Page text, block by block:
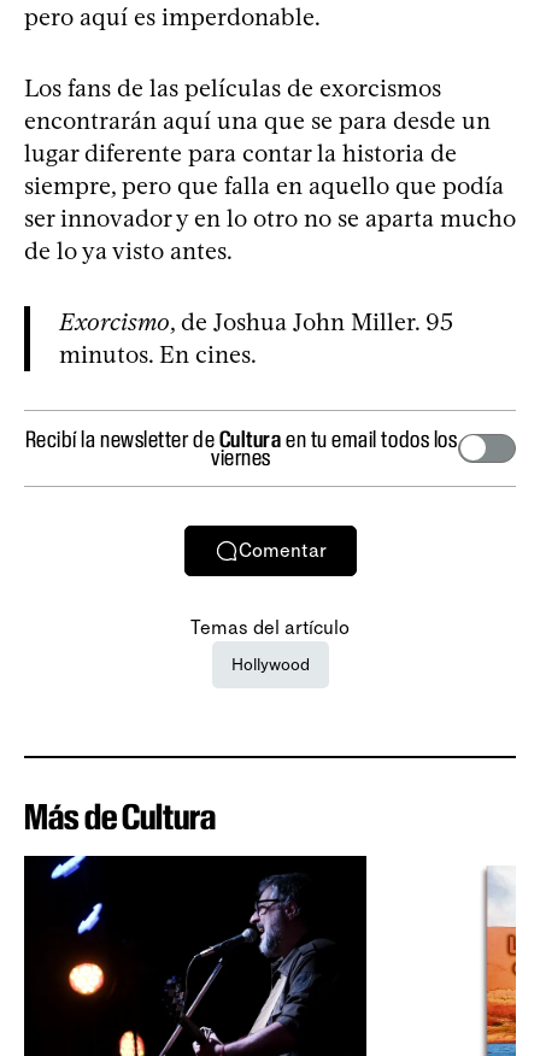
pero aquí es imperdonable.
Los fans de las películas de exorcismos
encontrarán aquí una que se para desde un
lugar diferente para contar la historia de
siempre, pero que falla en aquello que podía
ser innovador y en lo otro no se aparta mucho
de lo ya visto antes.
Exorcismo, de Joshua John Miller. 95
minutos. En cines.
Recibí la newsletter deCulturaen tu email todos los
viernes
Comentar
Temas del artículo
Hollywood
Más de Cultura